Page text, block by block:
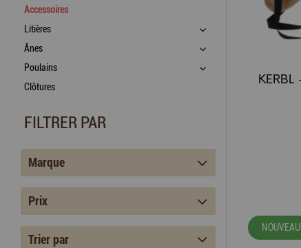
Accessoires
Litières
Ânes
Poulains
Clôtures
FILTRER PAR
Marque
Prix
Trier par
NOUVEAU